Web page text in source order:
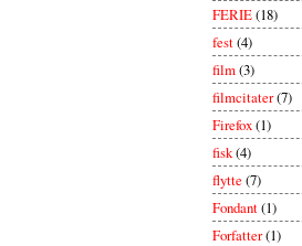
FERIE(18)
fest(4)
film(3)
filmcitater(7)
Firefox(1)
fisk(4)
flytte(7)
Fondant(1)
Forfatter(1)